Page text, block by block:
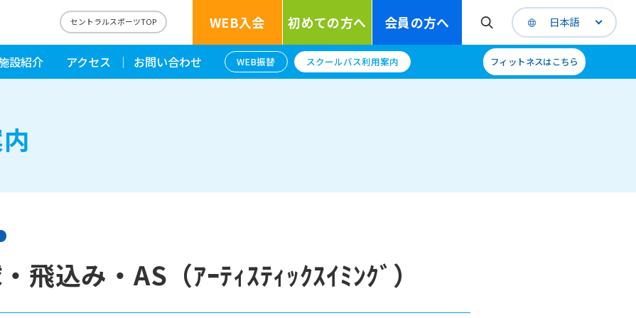
セントラルスポーツTOP WEB入会 初めての方へ 会員の方へ 日本語
設紹介 アクセス お問い合わせ WEB振替 スクールバス利用案内 フィットネスはこちら
飛込み・AS（ｱｰﾃｨｽﾃｨｯｸｽｲﾐﾝｸﾞ）